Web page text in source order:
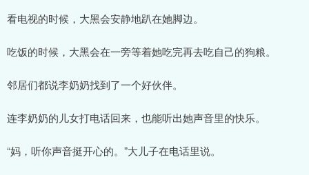
看电视的时候，大黑会安静地趴在她脚边。
吃饭的时候，大黑会在一旁等着她吃完再去吃自己的狗粮。
邻居们都说李奶奶找到了一个好伙伴。
连李奶奶的儿女打电话回来，也能听出她声音里的快乐。
“妈，听你声音挺开心的。”大儿子在电话里说。